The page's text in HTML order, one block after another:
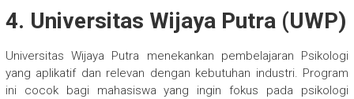
4. Universitas Wijaya Putra (UWP)
Universitas Wijaya Putra menekankan pembelajaran Psikologi
yang aplikatif dan relevan dengan kebutuhan industri. Program
ini cocok bagi mahasiswa yang ingin fokus pada psikologi